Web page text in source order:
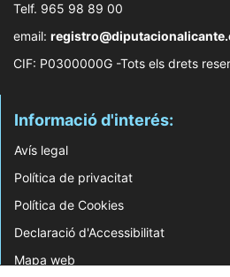
Telf. 965 98 89 00
email:
CIF: P0300000G -Tots els drets
Informació d'interés:
Avís legal
Política de privacitat
Política de Cookies
Declaració d'Accessibilitat
Mapa web